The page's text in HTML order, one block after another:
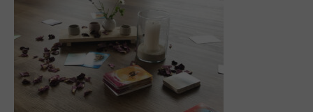
FacebookInstagram